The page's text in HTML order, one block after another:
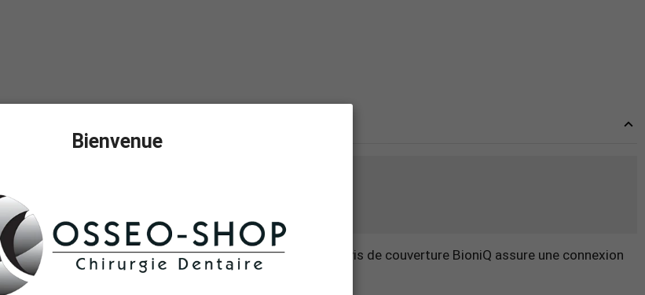
pouce.
la phase de cicatrisation sous-gingivale. La forme de la vis de couverture BioniQ assure une connexion
Bienvenue